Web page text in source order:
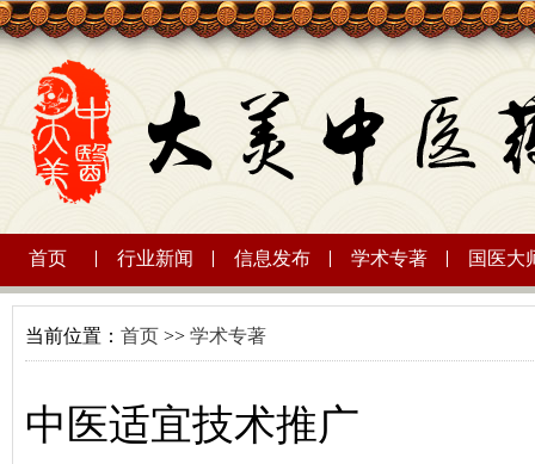
首页 行业新闻 信息发布 学术专著 国医大
当前位置： 首页 >> 学术专著
中医适宜技术推广